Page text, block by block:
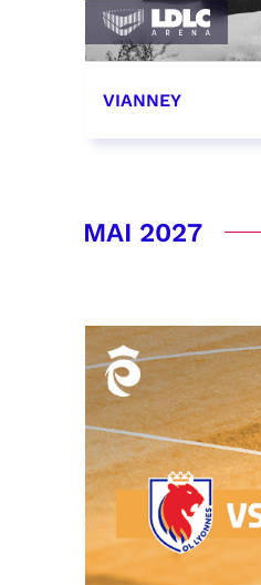
VIANNEY
MAI 2027